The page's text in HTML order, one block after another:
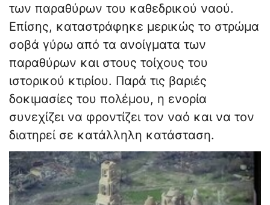
των παραθύρων του καθεδρικού ναού.
Επίσης, καταστράφηκε μερικώς το στρώμα
σοβά γύρω από τα ανοίγματα των
παραθύρων και στους τοίχους του
ιστορικού κτιρίου. Παρά τις βαριές
δοκιμασίες του πολέμου, η ενορία
συνεχίζει να φροντίζει τον ναό και να τον
διατηρεί σε κατάλληλη κατάσταση.